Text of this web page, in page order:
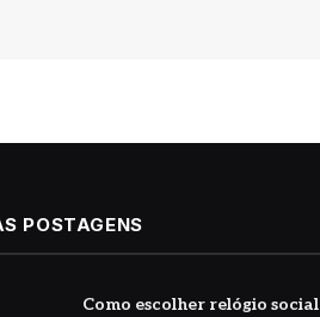
POSTAGENS
Como escolher relógio social